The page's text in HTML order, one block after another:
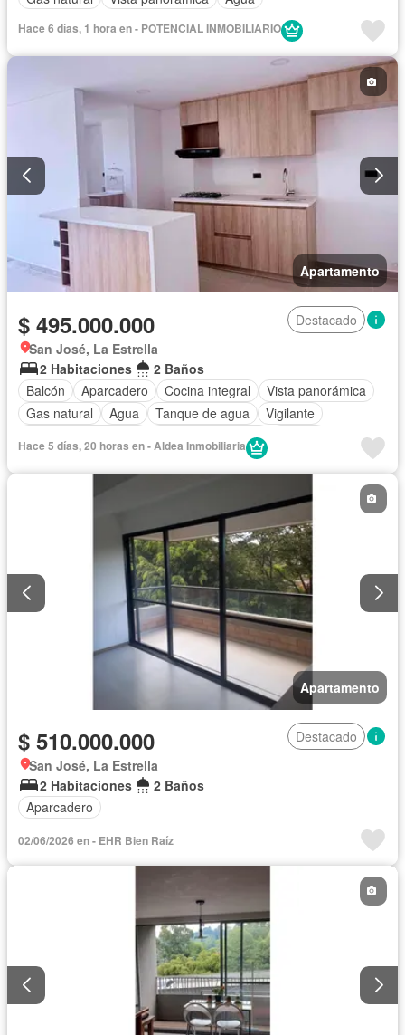
Hace 6 días, 1 hora en - POTENCIAL INMOBILIARIO
Apartamento
$ 495.000.000
Destacado
San José, La Estrella
2 Habitaciones
2 Baños
Balcón
Aparcadero Cocina integral
Vista panorámica
Gas natural
Agua Tanque de agua
Vigilante
Seguridad privada
Ascensor
Acceso para personas con discapacidad
Hace 5 días, 20 horas en - Aldea Inmobiliaria
Apartamento
$ 510.000.000
Destacado
San José, La Estrella
2 Habitaciones
2 Baños
Aparcadero
02/06/2026 en - EHR Bien Raíz